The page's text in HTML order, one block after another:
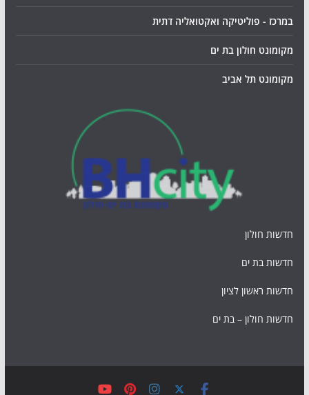
במרכז - פוליטיקה ואקטואליה דתית
מקומונט חולון בת ים
מקומונט תל אביב
חדשות חולון
חדשות בת ים
חדשות ראשון לציון
חדשות חולון – בת ים